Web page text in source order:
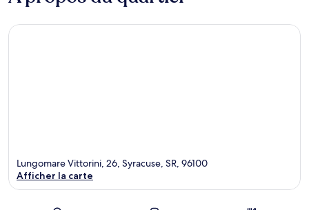
Lungomare Vittorini, 26, Syracuse, SR, 96100
Afficher la carte